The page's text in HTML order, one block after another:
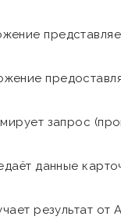
запрос
данные
результат от